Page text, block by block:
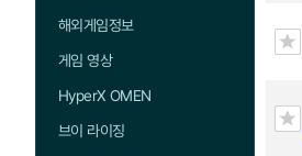
해외게임정보
게임 영상
HyperX OMEN
브이 라이징